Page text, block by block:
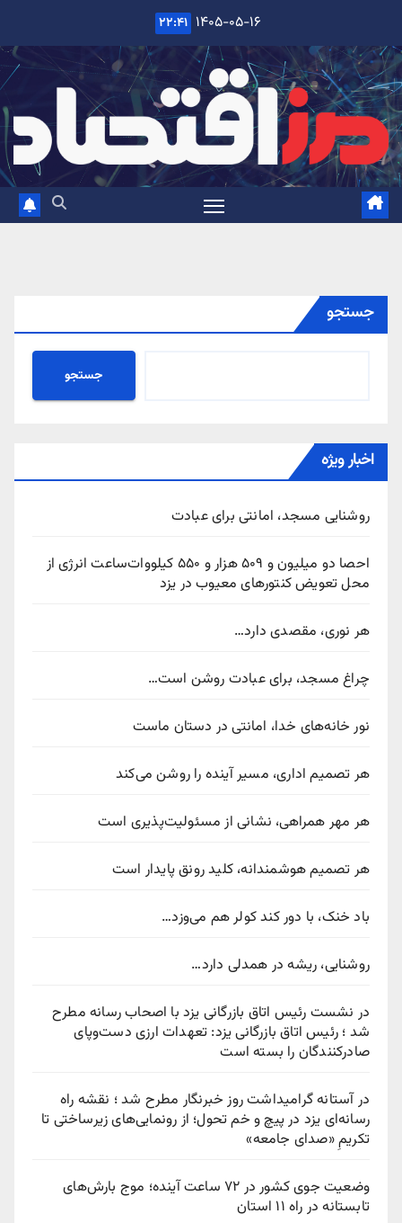
content
۱۴۰۵-۰۵-۱۶ ۲۲:۴۱
جستجو
جستجو
اخبار ویژه
روشنایی مسجد، امانتی برای عبادت
احصا دو میلیون و ۵۰۹ هزار و ۵۵۰ کیلووات‌ساعت انرژی از
محل تعویض کنتورهای معیوب در یزد
هر نوری، مقصدی دارد…
چراغ مسجد، برای عبادت روشن است…
نور خانه‌های خدا، امانتی در دستان ماست
هر تصمیم اداری، مسیر آینده را روشن می‌کند
هر مهر همراهی، نشانی از مسئولیت‌پذیری است
هر تصمیم هوشمندانه، کلید رونق پایدار است
باد خنک، با دور کند کولر هم می‌وزد…
روشنایی، ریشه در همدلی دارد…
در نشست رئیس اتاق بازرگانی یزد با اصحاب رسانه مطرح
شد ؛ رئیس اتاق بازرگانی یزد: تعهدات ارزی دست‌وپای
صادرکنندگان را بسته است
در آستانه گرامیداشت روز خبرنگار مطرح شد ؛ نقشه راه
رسانه‌ای یزد در پیچ‌ و خم تحول؛ از رونمایی‌های زیرساختی تا
تکریمِ «صدای جامعه»
وضعیت جوی کشور در ۷۲ ساعت آینده؛ موج بارش‌های
تابستانه در راه ۱۱ استان